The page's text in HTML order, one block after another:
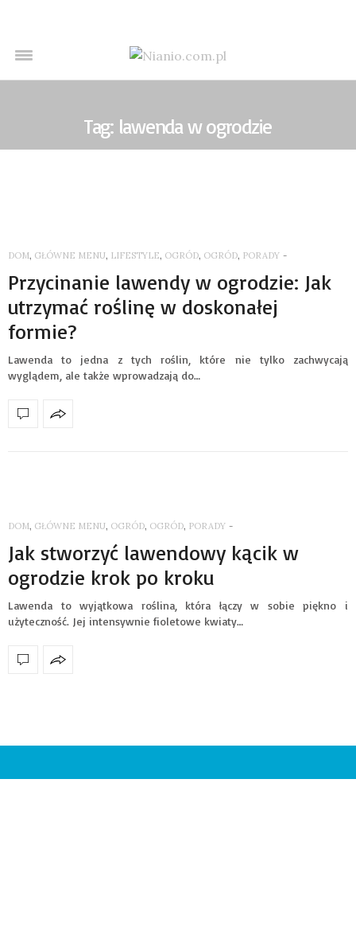
Tag: lawenda w ogrodzie
DOM, GŁÓWNE MENU, LIFESTYLE, OGRÓD, OGRÓD, PORADY -
Przycinanie lawendy w ogrodzie: Jak
utrzymać roślinę w doskonałej
formie?
Lawenda to jedna z tych roślin, które nie tylko zachwycają
wyglądem, ale także wprowadzają do…
DOM, GŁÓWNE MENU, OGRÓD, OGRÓD, PORADY -
Jak stworzyć lawendowy kącik w
ogrodzie krok po kroku
Lawenda to wyjątkowa roślina, która łączy w sobie piękno i
użyteczność. Jej intensywnie fioletowe kwiaty…